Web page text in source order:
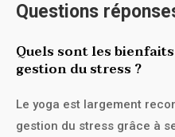
Questions
Quels sont les
gestion du stress ?
Le yoga est largement
gestion du stress grâce à